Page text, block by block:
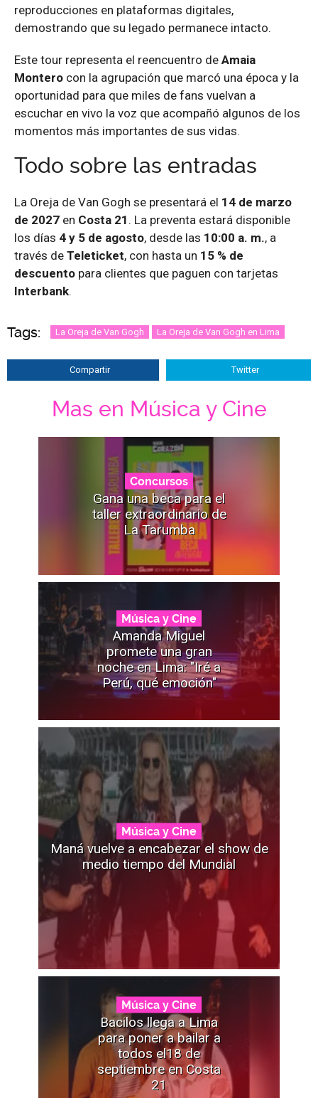
reproducciones en plataformas digitales,
demostrando que su legado permanece intacto.
Este tour representa el reencuentro de Amaia
Montero con la agrupación que marcó una época y la
oportunidad para que miles de fans vuelvan a
escuchar en vivo la voz que acompañó algunos de los
momentos más importantes de sus vidas.
Todo sobre las entradas
La Oreja de Van Gogh se presentará el 14 de marzo
de 2027 en Costa 21 . La preventa estará disponible
los días 4 y 5 de agosto, desde las 10:00 a. m., a
través de Teleticket, con hasta un 15 % de
descuento para clientes que paguen con tarjetas
Interbank.
Tags: La Oreja de Van Gogh La Oreja de Van Gogh en Lima
Compartir Twitter
Mas en Música y Cine
Concursos
Gana una beca para el
taller extraordinario de
La Tarumba
Música y Cine
Amanda Miguel
promete una gran
noche en Lima: "Iré a
Perú, qué emoción"
Música y Cine
Maná vuelve a encabezar el show de
medio tiempo del Mundial
Música y Cine
Bacilos llega a Lima
para poner a bailar a
todos el18 de
septiembre en Costa
21